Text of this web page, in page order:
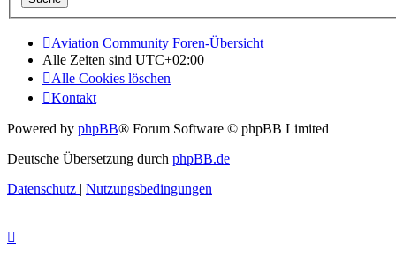
Aviation Community Foren-Übersicht
Alle Zeiten sind UTC+02:00
Alle Cookies löschen
Kontakt
Powered by phpBB® Forum Software © phpBB Limited
Deutsche Übersetzung durch phpBB.de
Datenschutz | Nutzungsbedingungen